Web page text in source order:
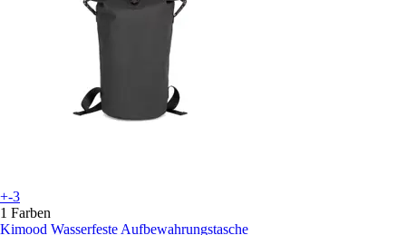
+-3
1 Farben
Kimood Wasserfeste Aufbewahrungstasche